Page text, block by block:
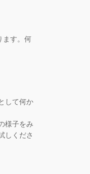
ます。何
して何か
様子をみ
しくださ